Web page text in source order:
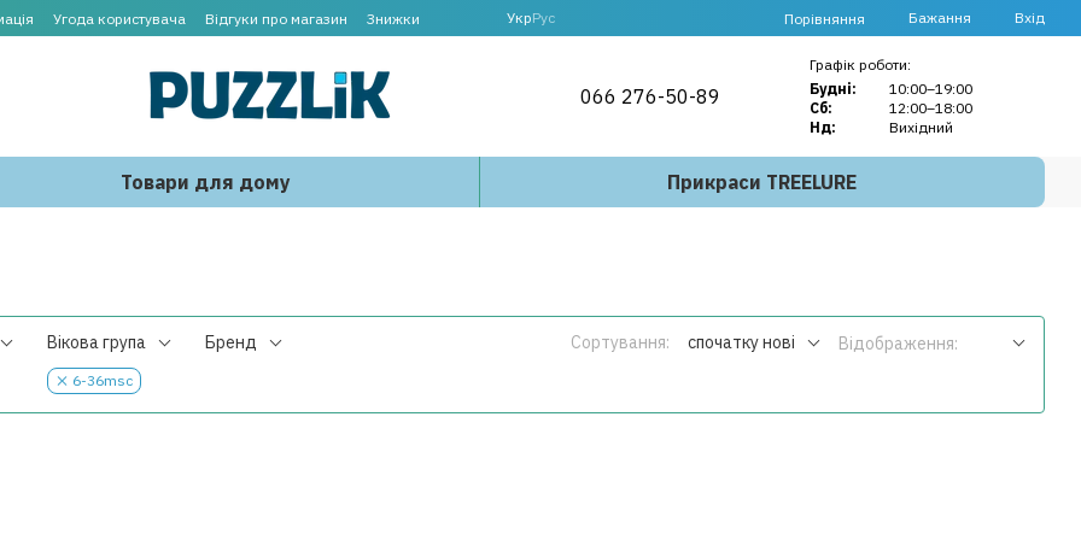
Угода користувача Відгуки про магазин Знижки УкрРус Порівняння Бажання Вхід
066 276-50-89
Графік роботи:
Будні:
10:00–19:00
Сб:
12:00–18:00
Нд:
Вихідний
Товари для дому Прикраси TREELURE
Вікова група
6-36msc
Бренд Сортування: спочатку нові Відображення: